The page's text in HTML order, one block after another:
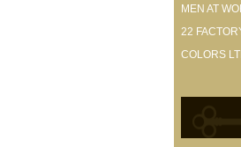
MEN AT
22
COLORS